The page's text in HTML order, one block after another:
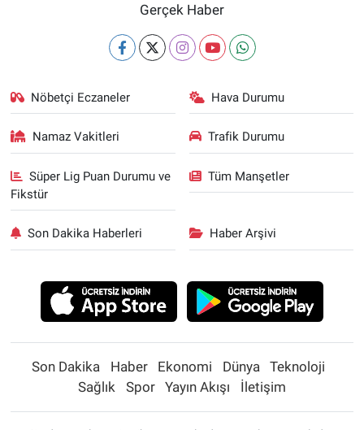
Gerçek Haber
Nöbetçi Eczaneler Hava Durumu
Namaz Vakitleri Trafik Durumu
Süper Lig Puan Durumu ve
Fikstür
Tüm Manşetler
Son Dakika Haberleri Haber Arşivi
Son Dakika Haber Ekonomi Dünya
Teknoloji
Sağlık
Spor Yayın Akışı İletişim